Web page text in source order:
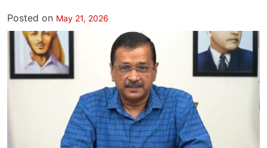
Posted on May 21, 2026